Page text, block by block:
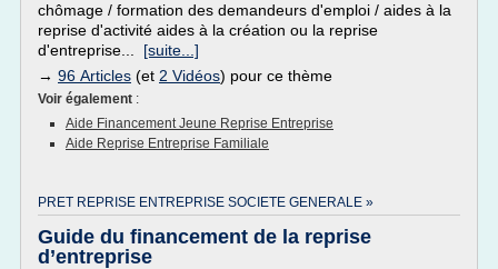
chômage / formation des demandeurs d'emploi / aides à la
reprise d'activité aides à la création ou la reprise
d'entreprise... [suite...]
→ 96 Articles (et 2 Vidéos) pour ce thème
Voir également :
Aide Financement Jeune Reprise Entreprise
Aide Reprise Entreprise Familiale
PRET REPRISE ENTREPRISE SOCIETE GENERALE »
Guide du financement de la reprise
d’entreprise